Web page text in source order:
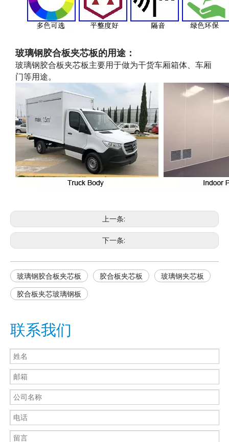
玻璃钢胶合板夹芯板的用途：
玻璃钢胶合板夹芯板主要用于做为干货车厢箱体、车厢
门等用途。
上一条:
下一条:
玻璃钢胶合板夹芯板 胶合板夹芯板
玻璃钢夹芯板
胶合板夹芯玻璃钢板
联系我们